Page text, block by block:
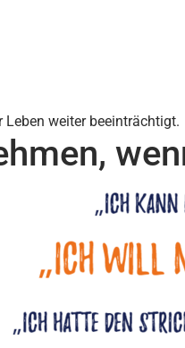
weiter beeinträchtigt.